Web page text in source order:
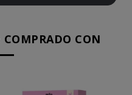
CON